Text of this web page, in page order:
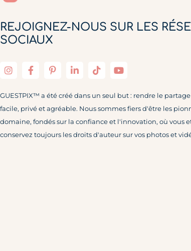
REJOIGNEZ-NOUS SUR LES
SOCIAUX
GUESTPIX™ a été créé dans un seul but : rendre le
facile, privé et agréable. Nous sommes fiers d'être les
domaine, fondés sur la confiance et l'innovation, où vous
conservez toujours les droits d'auteur sur vos photos et